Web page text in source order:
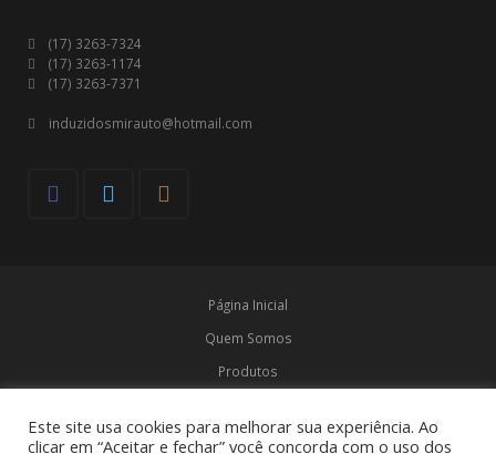
(17) 3263-7324
(17) 3263-1174
(17) 3263-7371
induzidosmirauto@hotmail.com
Página Inicial
Quem Somos
Produtos
Contato
Este site usa cookies para melhorar sua experiência. Ao
clicar em “Aceitar e fechar” você concorda com o uso dos